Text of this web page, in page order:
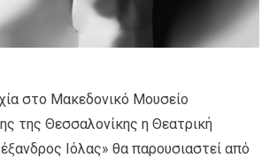
στο Μακεδονικό Μουσείο
της Θεσσαλονίκης η Θεατρική
Ιόλας» θα παρουσιαστεί από